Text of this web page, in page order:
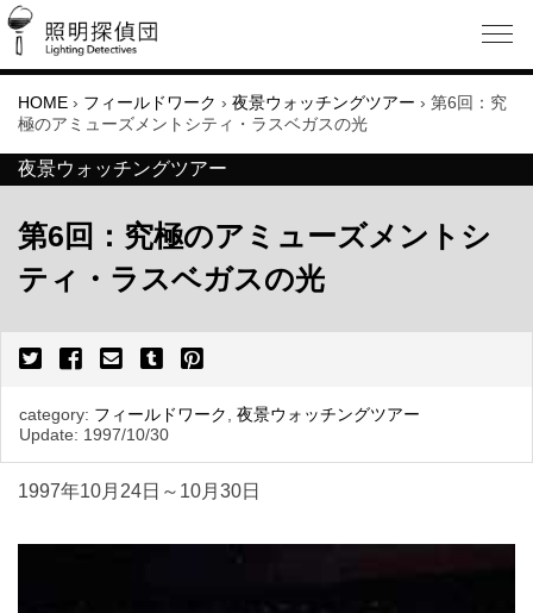
HOME › フィールドワーク › 夜景ウォッチングツアー › 第6回：究
極のアミューズメントシティ・ラスベガスの光
夜景ウォッチングツアー
第6回：究極のアミューズメントシ
ティ・ラスベガスの光
category: フィールドワーク , 夜景ウォッチングツアー
Update: 1997/10/30
1997年10月24日～10月30日